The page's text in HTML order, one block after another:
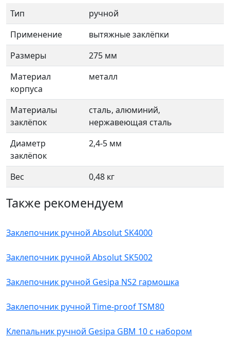
Тип
ручной
Применение
вытяжные заклёпки
Размеры
275 мм
Материал
корпуса
металл
Материалы
заклёпок
сталь, алюминий,
нержавеющая сталь
Диаметр
заклёпок
2,4-5 мм
Вес 0,48 кг
Также рекомендуем
Заклепочник ручной Absolut SK4000
Заклепочник ручной Absolut SK5002
Заклепочник ручной Gesipa NS2 гармошка
Заклепочник ручной Time-proof TSM80
Клепальник ручной Gesipa GBM 10 с набором